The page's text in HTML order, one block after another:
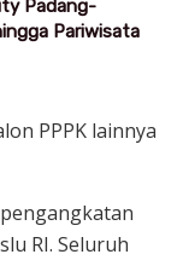
Padang-
Pariwisata
PPPK lainnya
RI. Seluruh